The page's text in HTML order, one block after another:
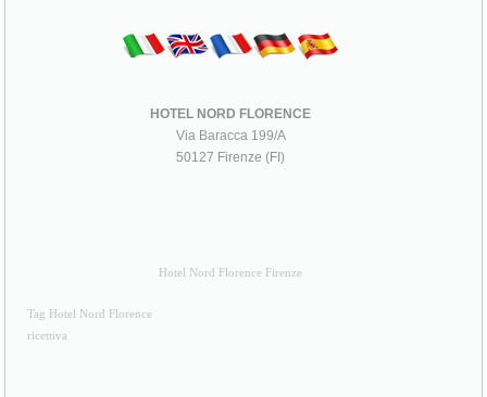
HOTEL NORD FLORENCE
Via Baracca 199/A
50127 Firenze (FI)
Hotel Nord Florence Firenze
Tag Hotel Nord Florence
ricettiva